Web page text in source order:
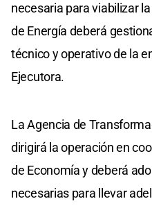
necesaria para viabilizar
de Energía deberá
técnico y operativo de la
Ejecutora.
La Agencia de
dirigirá la operación en
de Economía y deberá
necesarias para llevar